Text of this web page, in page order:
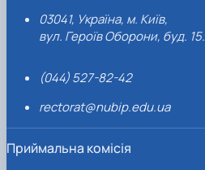
03041, Україна, м. Київ,
вул. Героїв Оборони, буд. 15.
(044) 527-82-42
rectorat@nubip.edu.ua
Приймальна комісія